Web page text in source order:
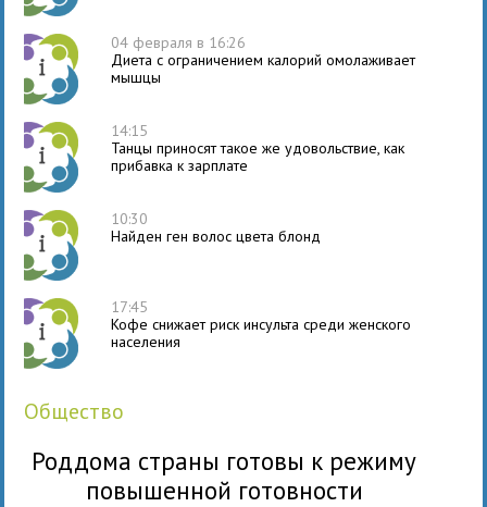
04 февраля в 16:26
Диета с ограничением калорий омолаживает
мышцы
14:15
Танцы приносят такое же удовольствие, как
прибавка к зарплате
10:30
Найден ген волос цвета блонд
17:45
Кофе снижает риск инсульта среди женского
населения
общество
Роддома страны готовы к режиму
повышенной готовности